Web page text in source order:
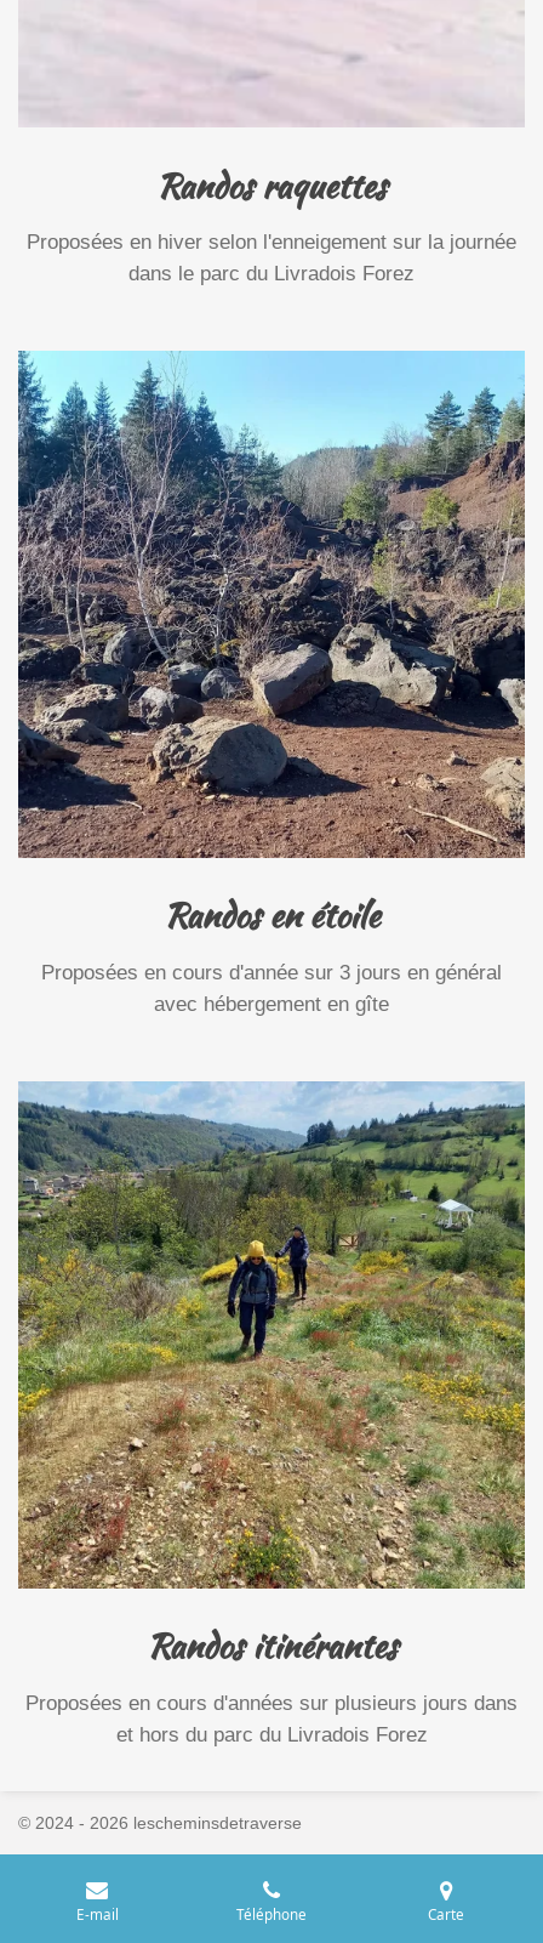
Randos raquettes
Proposées en hiver selon l'enneigement sur la journée
dans le parc du Livradois Forez
Randos en étoile
Proposées en cours d'année sur 3 jours en général
avec hébergement en gîte
Randos itinérantes
Proposées en cours d'années sur plusieurs jours dans
et hors du parc du Livradois Forez
© 2024 - 2026 lescheminsdetraverse
E-mail Téléphone Carte